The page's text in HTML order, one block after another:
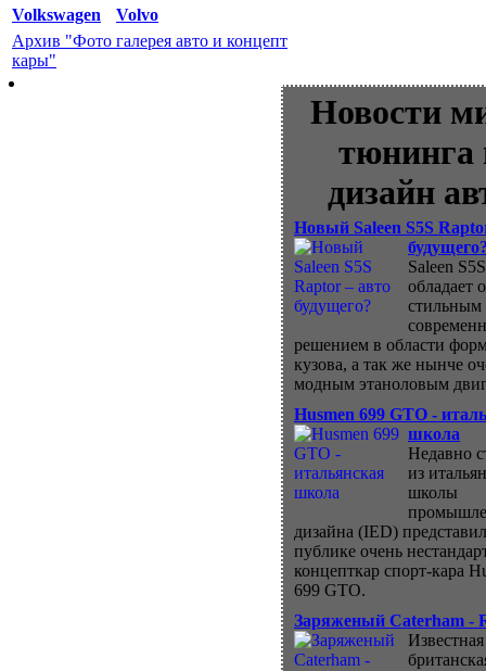
Volkswagen
Volvo
Архив "Фото галерея авто и концепт
кары"
Новости
тюнинга
дизайн
Новый Saleen S5S
Saleen
обладает
стильным
решением в области
кузова, а так же нынче
модным этаноловым
Husmen 699 GTO -
школа
Недавно
из
школы
дизайна (IED)
публике очень
концепткар спорт-кара
699 GTO.
Заряженый Caterham -
Известная